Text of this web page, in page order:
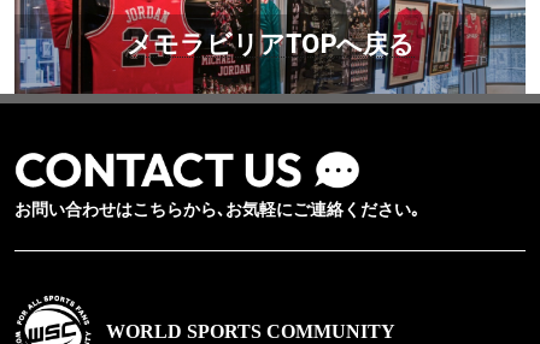
メモラビリアTOPへ戻る
お問い合わせはこちらから､お気軽にご連絡ください｡
WORLD SPORTS COMMUNITY